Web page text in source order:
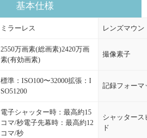
基本仕様
ミラーレス レンズマウン
2550万画素(総画素)2420万画
素(有効画素)
撮像素子
標準：ISO100〜32000拡張：I
SO51200
記録フォーマ
電子シャッター時：最高約15
コマ/秒電子先幕時：最高約12
コマ/秒
シャッタース
ド